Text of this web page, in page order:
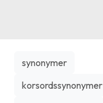
synonymer
korsordssynonymer